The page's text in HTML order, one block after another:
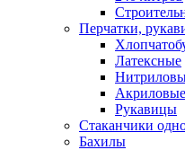
Перчатки,
Латексные
Акриловые
Рукавицы
Стаканчики
Бахилы